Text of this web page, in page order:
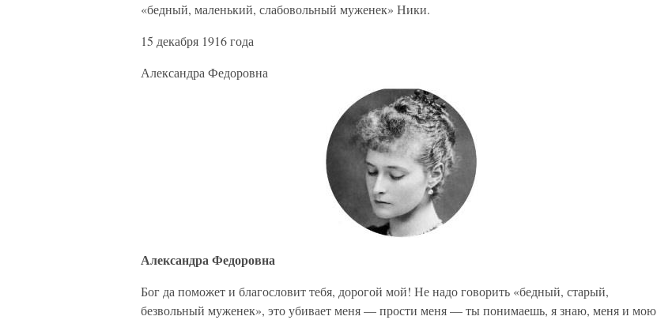
«бедный, маленький, слабовольный муженек» Ники.
15 декабря 1916 года
Александра Федоровна
Александра Федоровна
Бог да поможет и благословит тебя, дорогой мой! Не надо говорить «бедный, старый,
безвольный муженек», это убивает меня — прости меня — ты понимаешь, я знаю, меня и мою